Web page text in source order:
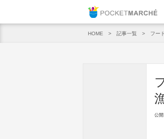
HOME 記事一覧 フー
公